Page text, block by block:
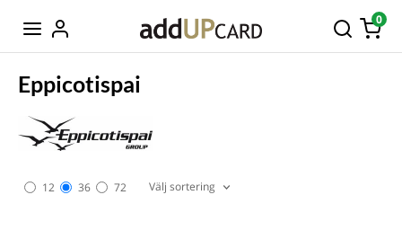
0
Eppicotispai
12 36 72 Välj sortering